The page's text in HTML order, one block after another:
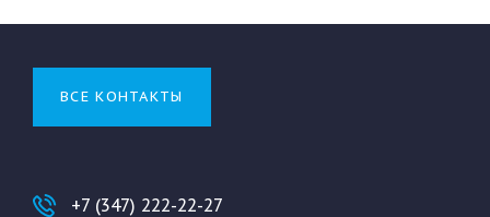
ВСЕ КОНТАКТЫ
+7 (347) 222-22-27